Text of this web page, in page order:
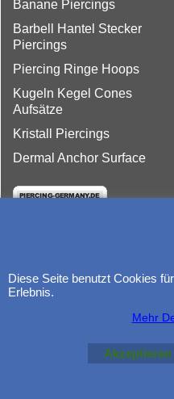
Banane Piercings
Barbell Hantel Stecker
Piercings
Piercing Ringe Hoops
Kugeln Kegel Cones
Aufsätze
Kristall Piercings
Dermal Anchor Surface
http://
Diese Seite benutzt Cookies
Erlebnis.
Mehr
Akzeptieren